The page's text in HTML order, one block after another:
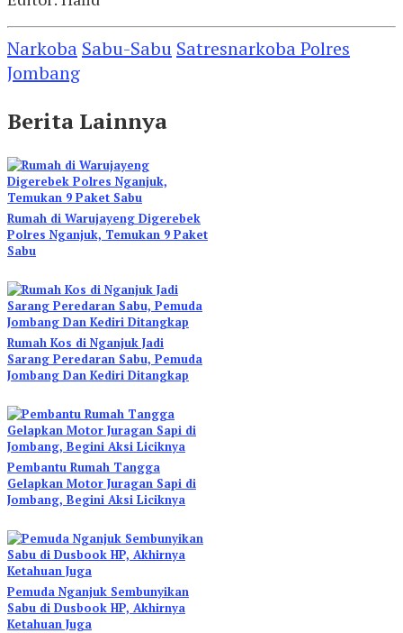
Narkoba Sabu-Sabu Satresnarkoba Polres
Jombang
Berita Lainnya
Rumah di Warujayeng Digerebek
Polres Nganjuk, Temukan 9 Paket
Sabu
Rumah Kos di Nganjuk Jadi
Sarang Peredaran Sabu, Pemuda
Jombang Dan Kediri Ditangkap
Pembantu Rumah Tangga
Gelapkan Motor Juragan Sapi di
Jombang, Begini Aksi Liciknya
Pemuda Nganjuk Sembunyikan
Sabu di Dusbook HP, Akhirnya
Ketahuan Juga